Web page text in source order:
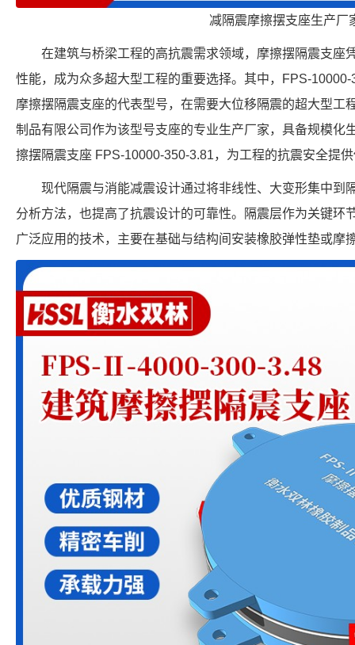
减隔震摩擦摆支座生产厂
在建筑与桥梁工程的高抗震需求领域，摩擦摆隔震支座
性能，成为众多超大型工程的重要选择。其中，FPS-
摩擦摆隔震支座的代表型号，在需要大位移隔震的超大型工
制品有限公司作为该型号支座的专业生产厂家，具备规模化
擦摆隔震支座 FPS-10000-350-3.81，为工程的抗震安全提
现代隔震与消能减震设计通过将非线性、大变形集中到
分析方法，也提高了抗震设计的可靠性。隔震层作为关键环
广泛应用的技术，主要在基础与结构间安装橡胶弹性垫或摩